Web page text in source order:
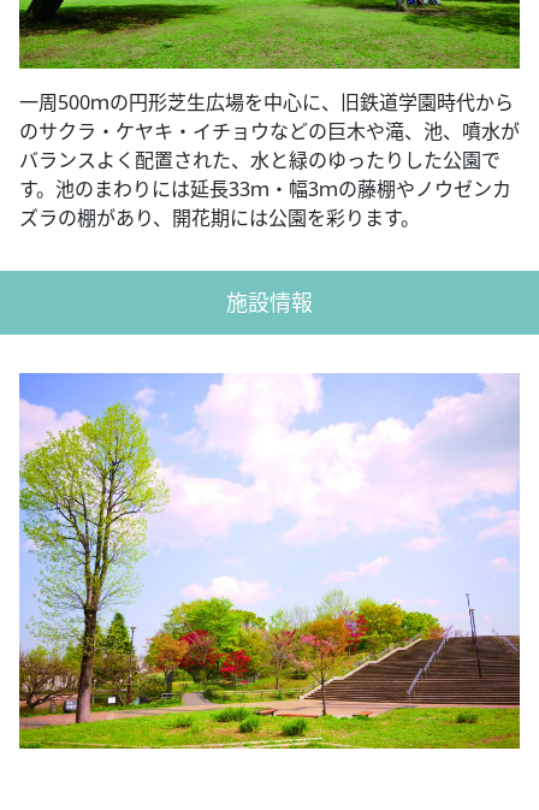
一周500ｍの円形芝生広場を中心に、旧鉄道学園時代から
のサクラ・ケヤキ・イチョウなどの巨木や滝、池、噴水が
バランスよく配置された、水と緑のゆったりした公園で
す。池のまわりには延長33ｍ・幅3ｍの藤棚やノウゼンカ
ズラの棚があり、開花期には公園を彩ります。
施設情報